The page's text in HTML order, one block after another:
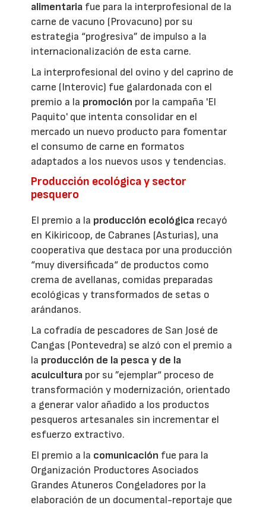
alimentaria fue para la interprofesional de la
carne de vacuno (Provacuno) por su
estrategia “progresiva” de impulso a la
internacionalización de esta carne.
La interprofesional del ovino y del caprino de
carne (Interovic) fue galardonada con el
premio a la promoción por la campaña 'El
Paquito' que intenta consolidar en el
mercado un nuevo producto para fomentar
el consumo de carne en formatos
adaptados a los nuevos usos y tendencias.
Producción ecológica y sector
pesquero
El premio a la producción ecológica recayó
en Kikiricoop, de Cabranes (Asturias), una
cooperativa que destaca por una producción
“muy diversificada“ de productos como
crema de avellanas, comidas preparadas
ecológicas y transformados de setas o
arándanos.
La cofradía de pescadores de San José de
Cangas (Pontevedra) se alzó con el premio a
la producción de la pesca y de la
acuicultura por su ”ejemplar“ proceso de
transformación y modernización, orientado
a generar valor añadido a los productos
pesqueros artesanales sin incrementar el
esfuerzo extractivo.
El premio a la comunicación fue para la
Organización Productores Asociados
Grandes Atuneros Congeladores por la
elaboración de un documental-reportaje que